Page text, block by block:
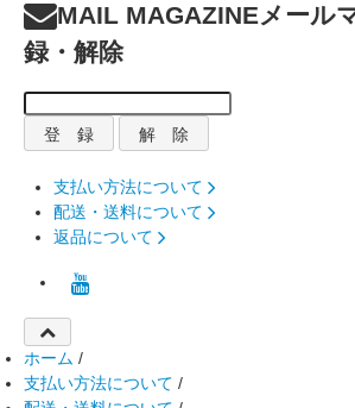
MAIL MAGAZINEメール
録・解除
支払い方法について
配送・送料について
返品について
ホーム /
支払い方法について /